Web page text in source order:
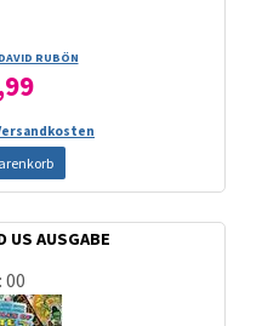
RUBÖN
US AUSGABE
00